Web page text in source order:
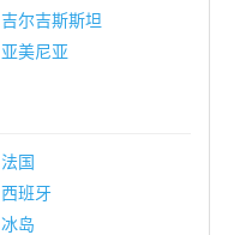
吉尔吉斯斯坦
亚美尼亚
法国
西班牙
冰岛